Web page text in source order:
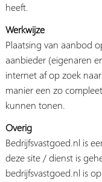
heeft.
Werkwijze
Plaatsing van aanbod
aanbieder (eigenaren
internet af op zoek
manier een zo
kunnen tonen.
Overig
Bedrijfsvastgoed.nl is
deze site / dienst is
bedrijfsvastgoed.nl is